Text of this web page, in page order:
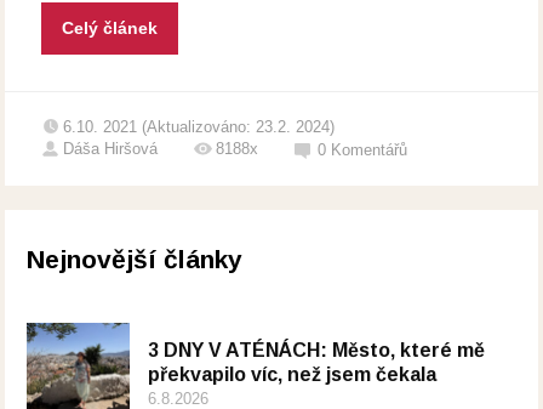
Celý článek
6.10. 2021 (Aktualizováno: 23.2. 2024)
Dáša Hiršová
8188x 0 Komentářů
Nejnovější články
3 DNY V ATÉNÁCH: Město, které mě
překvapilo víc, než jsem čekala
6.8.2026